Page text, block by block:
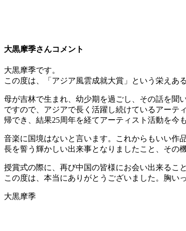
大黒摩季さんコメント
大黒摩季です。
この度は、「アジア風雲成就大賞」という栄えあ
母が吉林で生まれ、幼少期を過ごし、その話を聞
ですので、アジアで長く活躍し続けているアーテ
帰でき、結果25周年を経てアーティスト活動を今
音楽に国境はないと言います。これからもいい作
長を誓う輝かしい出来事となりましたこと、その
授賞式の際に、再び中国の皆様にお会い出来るこ
この度は、本当にありがとうございました。胸い
大黒摩季